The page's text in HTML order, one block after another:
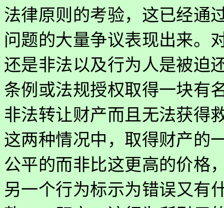
法律原则的考验，这已经通
问题的大量争议表现出来。
还是非法以及行为人是被迫
条例或法规授权取得一块有
非法转让财产而且无法获得
这两种情况中，取得财产的
公平的而非比这更高的价格
另一个行为标示为错误又